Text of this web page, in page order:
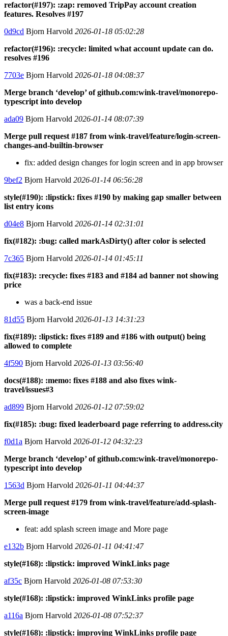
refactor(#197): :zap: removed TripPay account creation
features. Resolves #197
0d9cd Bjorn Harvold 2026-01-18 05:02:28
refactor(#196): :recycle: limited what account update can do.
resolves #196
7703e Bjorn Harvold 2026-01-18 04:08:37
Merge branch ‘develop’ of github.com:wink-travel/monorepo-
typescript into develop
ada09 Bjorn Harvold 2026-01-14 08:07:39
Merge pull request #187 from wink-travel/feature/login-screen-
changes-and-builtin-browser
fix: added design changes for login screen and in app browser
9bef2 Bjorn Harvold 2026-01-14 06:56:28
style(#190): :lipstick: fixes #190 by making gap smaller between
list entry icons
d04e8 Bjorn Harvold 2026-01-14 02:31:01
fix(#182): :bug: called markAsDirty() after color is selected
7c365 Bjorn Harvold 2026-01-14 01:45:11
fix(#183): :recycle: fixes #183 and #184 ad banner not showing
price
was a back-end issue
81d55 Bjorn Harvold 2026-01-13 14:31:23
fix(#189): :lipstick: fixes #189 and #186 with output() being
allowed to complete
4f590 Bjorn Harvold 2026-01-13 03:56:40
docs(#188): :memo: fixes #188 and also fixes wink-
travel/issues#3
ad899 Bjorn Harvold 2026-01-12 07:59:02
fix(#185): :bug: fixed leaderboard page referring to address.city
f0d1a Bjorn Harvold 2026-01-12 04:32:23
Merge branch ‘develop’ of github.com:wink-travel/monorepo-
typescript into develop
1563d Bjorn Harvold 2026-01-11 04:44:37
Merge pull request #179 from wink-travel/feature/add-splash-
screen-image
feat: add splash screen image and More page
e132b Bjorn Harvold 2026-01-11 04:41:47
style(#168): :lipstick: improved WinkLinks page
af35c Bjorn Harvold 2026-01-08 07:53:30
style(#168): :lipstick: improved WinkLinks profile page
a116a Bjorn Harvold 2026-01-08 07:52:37
style(#168): :lipstick: improving WinkLinks profile page